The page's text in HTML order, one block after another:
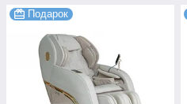
Подарок